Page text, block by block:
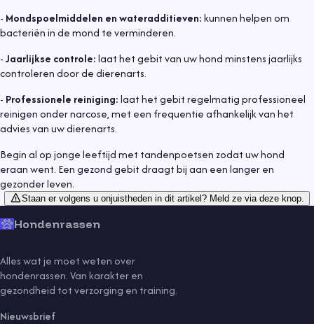
- Mondspoelmiddelen en wateradditieven:kunnen helpen om
bacteriën in de mond te verminderen.
-Jaarlijkse controle:laat het gebit van uw hond minstens jaarlijks
controleren door de dierenarts.
- Professionele reiniging:laat het gebit regelmatig professioneel
reinigen onder narcose, met een frequentie afhankelijk van het
advies van uw dierenarts.
Begin al op jonge leeftijd met tandenpoetsen zodat uw hond
eraan went. Een gezond gebit draagt bij aan een langer en
gezonder leven.
Staan er volgens u onjuistheden in dit artikel? Meld ze via deze knop.
Hondenrassen
Alles wat je moet weten over
hondenrassen. Van karakter en
gezondheid tot verzorging en training.
Nieuwsbrief